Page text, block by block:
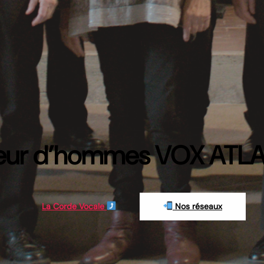
d’hommes VOX
La Corde Vocale Nos réseaux